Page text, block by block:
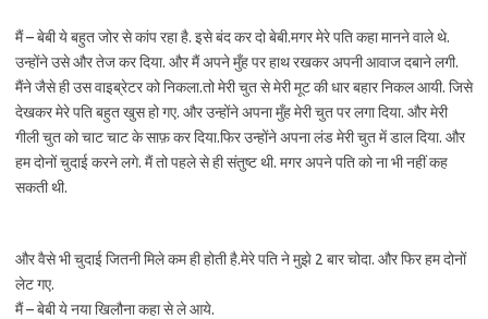
मैं – बेबी ये बहुत जोर से कांप रहा है. इसे बंद कर दो बेबी.मगर मेरे पति कहा मानने वाले थे.
उन्होंने उसे और तेज कर दिया. और मैं अपने मुँह पर हाथ रखकर अपनी आवाज दबाने लगी.
मैंने जैसे ही उस वाइब्रेटर को निकला.तो मेरी चुत से मेरी मूट की धार बहार निकल आयी. जिसे
देखकर मेरे पति बहुत खुस हो गए. और उन्होंने अपना मुँह मेरी चुत पर लगा दिया. और मेरी
गीली चुत को चाट चाट के साफ़ कर दिया.फिर उन्होंने अपना लंड मेरी चुत में डाल दिया. और
हम दोनों चुदाई करने लगे. मैं तो पहले से ही संतुष्ट थी. मगर अपने पति को ना भी नहीं कह
सकती थी.
और वैसे भी चुदाई जितनी मिले कम ही होती है.मेरे पति ने मुझे 2 बार चोदा. और फिर हम दोनों
लेट गए.
मैं – बेबी ये नया खिलौना कहा से ले आये.